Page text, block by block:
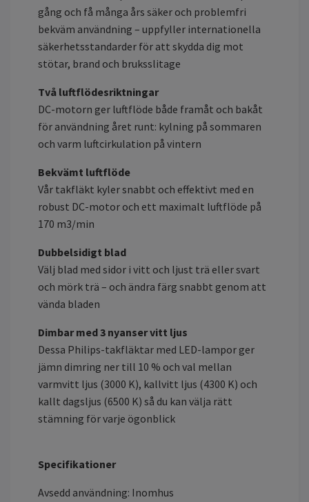
gång och få många års säker och problemfri
bekväm användning – uppfyller internationella
säkerhetsstandarder för att skydda dig mot
stötar, brand och bruksslitage
Två luftflödesriktningar
DC-motorn ger luftflöde både framåt och bakåt
för användning året runt: kylning på sommaren
och varm luftcirkulation på vintern
Bekvämt luftflöde
Vår takfläkt kyler snabbt och effektivt med en
robust DC-motor och ett maximalt luftflöde på
170 m3/min
Dubbelsidigt blad
Välj blad med sidor i vitt och ljust trä eller svart
och mörk trä – och ändra färg snabbt genom att
vända bladen
Dimbar med 3 nyanser vitt ljus
Dessa Philips-takfläktar med LED-lampor ger
jämn dimring ner till 10 % och val mellan
varmvitt ljus (3000 K), kallvitt ljus (4300 K) och
kallt dagsljus (6500 K) så du kan välja rätt
stämning för varje ögonblick
Specifikationer
Avsedd användning: Inomhus